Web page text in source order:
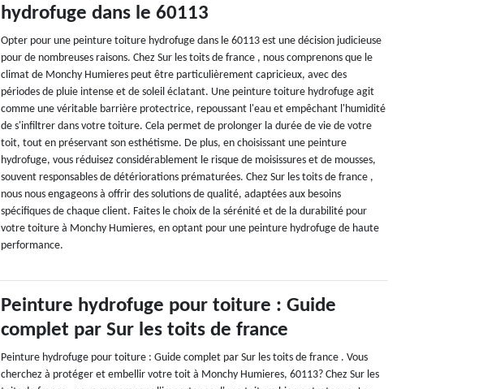
hydrofuge dans le 60113
Opter pour une peinture toiture hydrofuge dans le 60113 est une décision judicieuse
pour de nombreuses raisons. Chez Sur les toits de france , nous comprenons que le
climat de Monchy Humieres peut être particulièrement capricieux, avec des
périodes de pluie intense et de soleil éclatant. Une peinture toiture hydrofuge agit
comme une véritable barrière protectrice, repoussant l'eau et empêchant l'humidité
de s'infiltrer dans votre toiture. Cela permet de prolonger la durée de vie de votre
toit, tout en préservant son esthétisme. De plus, en choisissant une peinture
hydrofuge, vous réduisez considérablement le risque de moisissures et de mousses,
souvent responsables de détériorations prématurées. Chez Sur les toits de france ,
nous nous engageons à offrir des solutions de qualité, adaptées aux besoins
spécifiques de chaque client. Faites le choix de la sérénité et de la durabilité pour
votre toiture à Monchy Humieres, en optant pour une peinture hydrofuge de haute
performance.
Peinture hydrofuge pour toiture : Guide
complet par Sur les toits de france
Peinture hydrofuge pour toiture : Guide complet par Sur les toits de france . Vous
cherchez à protéger et embellir votre toit à Monchy Humieres, 60113? Chez Sur les